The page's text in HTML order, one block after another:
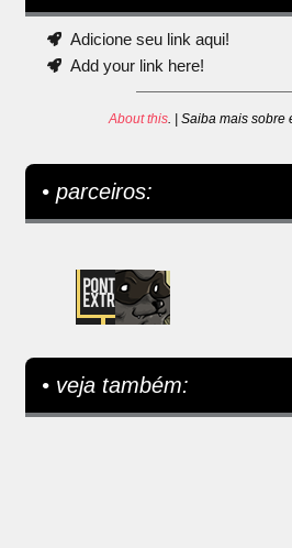
Adicione seu link aqui!
Add your link here!
About this. | Saiba mais sobre
• parceiros:
• veja também: